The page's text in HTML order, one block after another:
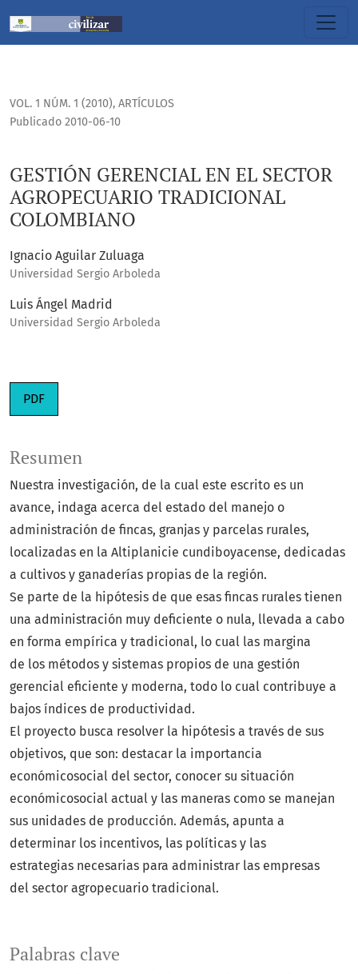
VOL. 1 NÚM. 1 (2010), ARTÍCULOS
GESTIÓN GERENCIAL EN EL SECTOR
AGROPECUARIO TRADICIONAL
COLOMBIANO
Publicado 2010-06-10
Ignacio Aguilar Zuluaga
Universidad Sergio Arboleda
Luis Ángel Madrid
Universidad Sergio Arboleda
PDF
Palabras clave
Resumen
Nuestra investigación, de la cual este escrito es un
avance, indaga acerca del estado del manejo o
administración de fincas, granjas y parcelas rurales,
localizadas en la Altiplanicie cundiboyacense, dedicadas
a cultivos y ganaderías propias de la región.
Se parte de la hipótesis de que esas fincas rurales tienen
una administración muy deficiente o nula, llevada a cabo
en forma empírica y tradicional, lo cual las margina
de los métodos y sistemas propios de una gestión
gerencial eficiente y moderna, todo lo cual contribuye a
bajos índices de productividad.
El proyecto busca resolver la hipótesis a través de sus
objetivos, que son: destacar la importancia
económicosocial del sector, conocer su situación
económicosocial actual y las maneras como se manejan
sus unidades de producción. Además, apunta a
determinar los incentivos, las políticas y las
estrategias necesarias para administrar las empresas
del sector agropecuario tradicional.